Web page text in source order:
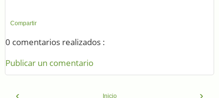
Compartir
0 comentarios realizados :
Publicar un comentario
‹ ›
Inicio